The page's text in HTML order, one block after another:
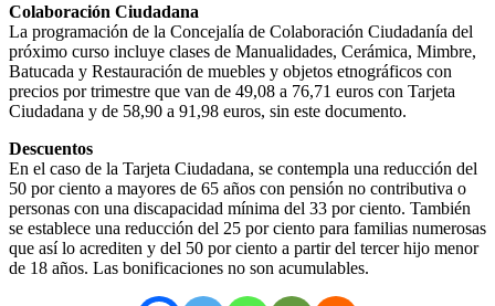
Colaboración Ciudadana
La programación de la Concejalía de Colaboración Ciudadanía del
próximo curso incluye clases de Manualidades, Cerámica, Mimbre,
Batucada y Restauración de muebles y objetos etnográficos con
precios por trimestre que van de 49,08 a 76,71 euros con Tarjeta
Ciudadana y de 58,90 a 91,98 euros, sin este documento.
Descuentos
En el caso de la Tarjeta Ciudadana, se contempla una reducción del
50 por ciento a mayores de 65 años con pensión no contributiva o
personas con una discapacidad mínima del 33 por ciento. También
se establece una reducción del 25 por ciento para familias numerosas
que así lo acrediten y del 50 por ciento a partir del tercer hijo menor
de 18 años. Las bonificaciones no son acumulables.